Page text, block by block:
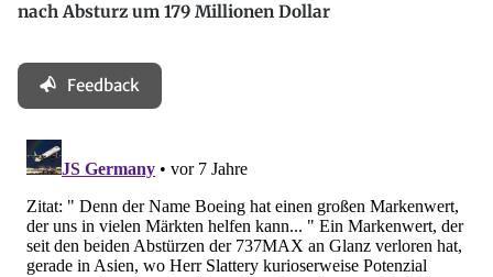
nach Absturz um 179 Millionen Dollar
Feedback